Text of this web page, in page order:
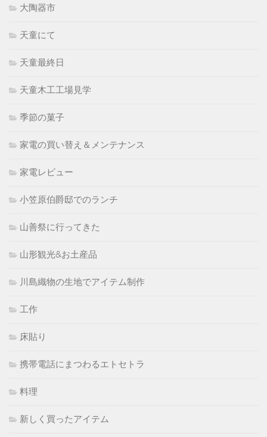
大陶器市
天童にて
天童最終日
天童木工工場見学
季節の菓子
家電の買い替え＆メンテナンス
家電レビュー
小笠原伯爵邸でのランチ
山善祭に行ってきた
山形観光&お土産品
川島織物の生地でアイテム制作
工作
床貼り
携帯電話にまつわるエトセトラ
料理
新しく買ったアイテム